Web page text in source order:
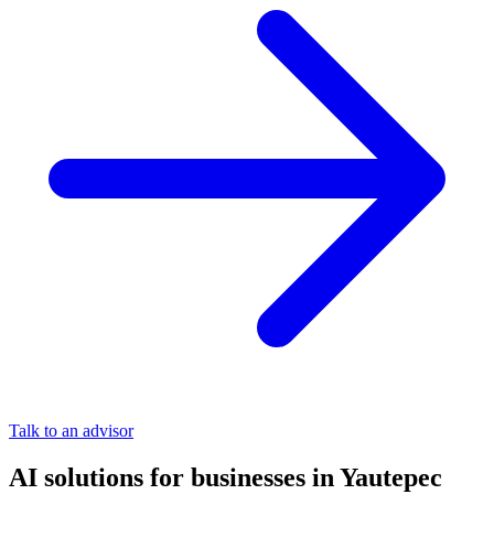
Talk to an advisor
AI solutions for businesses in Yautepec